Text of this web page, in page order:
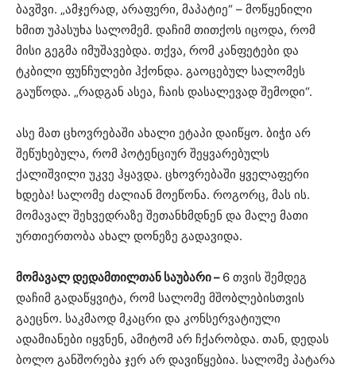
ბავშვი. „ამჯერად, არაფერი, მაპატიე“ – მოწყენილი
ხმით უპასუხა სალომემ. დაჩიმ თითქოს იცოდა, რომ
მისი გეგმა იმუშავებდა. თქვა, რომ კანფეტები და
ტკბილი ფუნჩულები ჰქონდა. გაოცებულ სალომეს
გაუწოდა. „რადგან ასეა, ჩაის დასალევად შემოდი“.
ასე მათ ცხოვრებაში ახალი ეტაპი დაიწყო. ბიჭი არ
შეწუხებულა, რომ პოტენციურ შეყვარებულს
ქალიშვილი უკვე ჰყავდა. ცხოვრებაში ყველაფერი
ხდება! სალომე ძალიან მოეწონა. როგორც, მას ის.
მომავალ შეხვედრაზე შეთანხმდნენ და მალე მათი
ურთიერთობა ახალ დონეზე გადავიდა.
მომავალ დედამთილთან საუბარი – 6 თვის შემდეგ
დაჩიმ გადაწყვიტა, რომ სალომე მშობლებისთვის
გაეცნო. საკმაოდ მკაცრი და კონსერვატიული
ადამიანები იყვნენ, ამიტომ არ ჩქარობდა. თან, დედას
ბოლო განშორება ჯერ არ დავიწყებია. სალომე პატარა